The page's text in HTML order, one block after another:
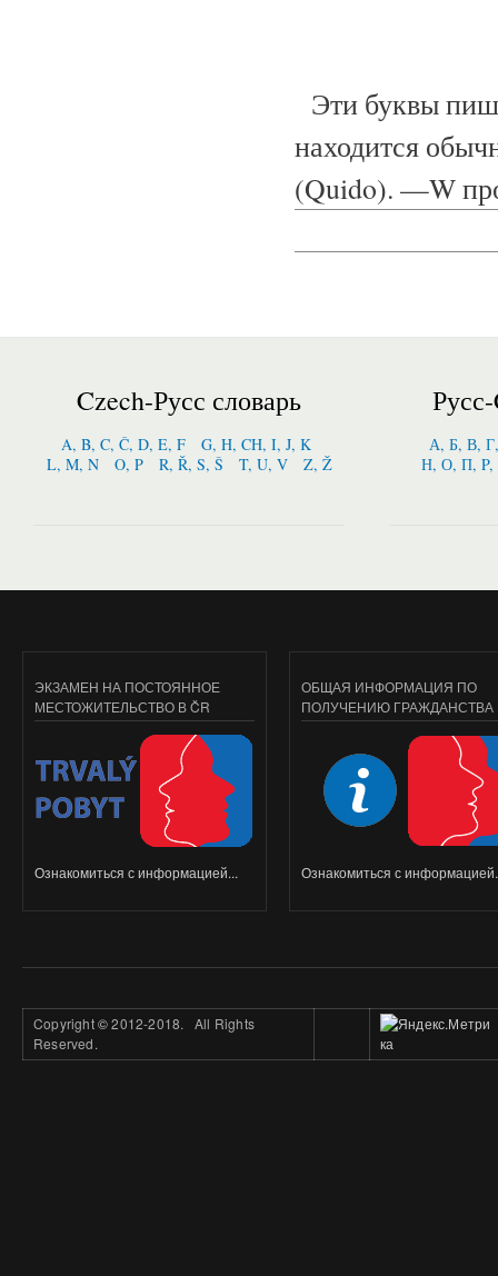
Эти буквы
находится
(Quido). —W
Czech-Русс словарь
A, B, C, Č, D, E, F
G, H, CH, I, J, K
L, M, N
O, P R, Ř, S, Š T, U, V Z, Ž
А, Б, В,
Н, О, П,
ЭКЗАМЕН НА ПОСТОЯННОЕ
МЕСТОЖИТЕЛЬСТВО В ČR
Ознакомиться с информацией...
ОБЩАЯ ИНФОРМАЦИЯ ПО
ПОЛУЧЕНИЮ ГРАЖДАНСТВА
Ознакомиться с
Copyright©2012-2018. All Rights
Reserved.